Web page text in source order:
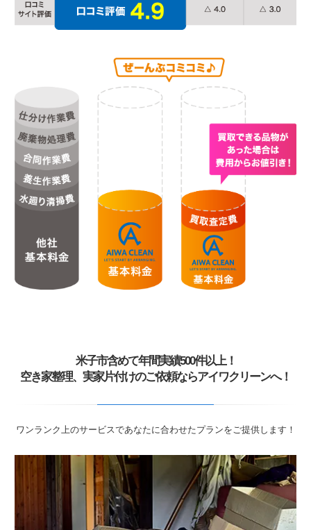
米子市含めて年間実績500件以上！
空き家整理、実家片付けのご依頼ならアイワクリーンへ！
ワンランク上のサービスであなたに合わせたプランをご提供します！